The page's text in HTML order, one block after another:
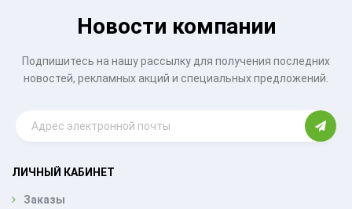
Новости компании
Подпишитесь на нашу рассылку для получения последних
новостей, рекламных акций и специальных предложений.
ЛИЧНЫЙ КАБИНЕТ
Заказы